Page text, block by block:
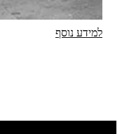
למידע נוסף